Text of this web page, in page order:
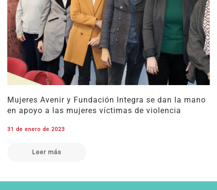
Mujeres Avenir y Fundación Integra se dan la mano
en apoyo a las mujeres víctimas de violencia
31 de enero de 2023
Leer más